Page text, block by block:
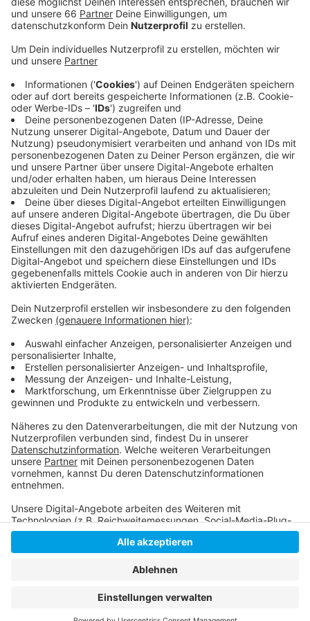
Besonders stark betroffen ist das Düsseldorfer
Gastgewerbe – also zum Beispiel Restaurants, Caterer
und Hotels. Das spüren auch viele Auszubildende und
Studenten in unserer Stadt, die Nebenjobs in dieser
Branche haben. So gab es im Dezember deutlich
weniger verfügbare Jobs im Gastgewerbe als im
Vorjahreszeitraum. Schon im vergangenen Sommer
hatte die Agentur für Arbeit gemeldet, dass ungefähr
ein Fünftel der studentischen Nebenjobber ihren Job
verloren hätten.
Weitere Infos und Links zum Thema:
Daten des Arbeitsmarktes 2020!
Sonderseite zum Coronavirus!
Studium und Finanzierungsprobleme durch
Corona!
Anzeige